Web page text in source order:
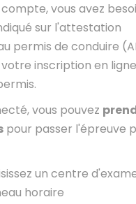
vous avez
sur l'attestation
permis de conduire
inscription en
vous pouvez
pour passer l'épreuve
un centre
horaire